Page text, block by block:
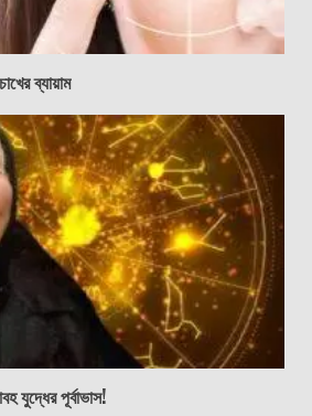
ব্যায়াম
যুদ্ধের পূর্বাভাস!